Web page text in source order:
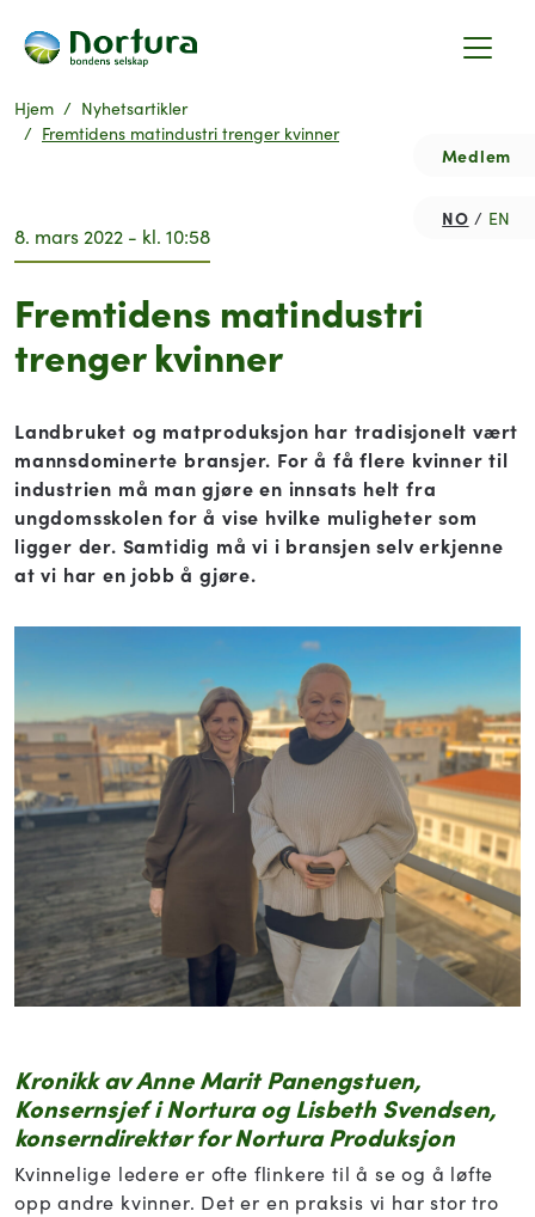
Medlem
NO EN
Hjem
Nyhetsartikler
Fremtidens matindustri trenger kvinner
8. mars 2022 - kl. 10:58
Fremtidens matindustri
trenger kvinner
Landbruket og matproduksjon har tradisjonelt vært
mannsdominerte bransjer. For å få flere kvinner til
industrien må man gjøre en innsats helt fra
ungdomsskolen for å vise hvilke muligheter som
ligger der. Samtidig må vi i bransjen selv erkjenne
at vi har en jobb å gjøre.
Kronikk av Anne Marit Panengstuen,
Konsernsjef i Nortura og Lisbeth Svendsen,
konserndirektør for Nortura Produksjon
Kvinnelige ledere er ofte flinkere til å se og å løfte
opp andre kvinner. Det er en praksis vi har stor tro